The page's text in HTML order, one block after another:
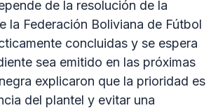
de la resolución de la
la Federación Boliviana de Fútbol
concluidas y se espera
sea emitido en las próximas
explicaron que la prioridad es
del plantel y evitar una